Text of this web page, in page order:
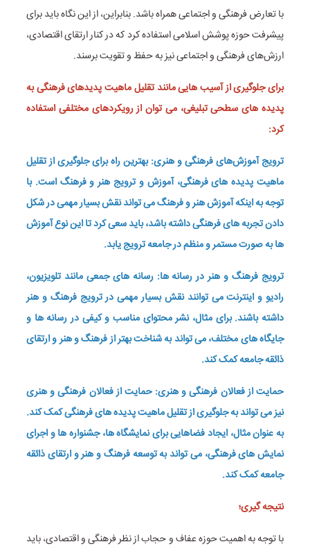
با تعارض فرهنگی و اجتماعی همراه باشد. بنابراین، از این نگاه باید برای
پیشرفت حوزه پوشش اسلامی استفاده کرد که در کنار ارتقای اقتصادی،
ارزش‌های فرهنگی و اجتماعی نیز به حفظ و تقویت برسند.
برای جلوگیری از آسیب هایی مانند تقلیل ماهیت پدیدهای فرهنگی به
پدیده های سطحی تبلیغی، می توان از رویکردهای مختلفی استفاده
کرد:
ترویج آموزش‌های فرهنگی و هنری: بهترین راه برای جلوگیری از تقلیل
ماهیت پدیده های فرهنگی، آموزش و ترویج هنر و فرهنگ است. با
توجه به اینکه آموزش هنر و فرهنگ می تواند نقش بسیار مهمی در شکل
دادن تجربه های فرهنگی داشته باشد، باید سعی کرد تا این نوع آموزش
ها به صورت مستمر و منظم در جامعه ترویج یابد.
ترویج فرهنگ و هنر در رسانه ها: رسانه های جمعی مانند تلویزیون،
رادیو و اینترنت می توانند نقش بسیار مهمی در ترویج فرهنگ و هنر
داشته باشند. برای مثال، نشر محتوای مناسب و کیفی در رسانه ها و
جایگاه های مختلف، می تواند به شناخت بهتر از فرهنگ و هنر و ارتقای
ذائقه جامعه کمک کند.
حمایت از فعالان فرهنگی و هنری: حمایت از فعالان فرهنگی و هنری
نیز می تواند به جلوگیری از تقلیل ماهیت پدیده های فرهنگی کمک کند.
به عنوان مثال، ایجاد فضاهایی برای نمایشگاه ها، جشنواره ها و اجرای
نمایش های فرهنگی، می تواند به توسعه فرهنگ و هنر و ارتقای ذائقه
جامعه کمک کند.
نتیجه گیری؛
با توجه به اهمیت حوزه عفاف و حجاب از نظر فرهنگی و اقتصادی، باید